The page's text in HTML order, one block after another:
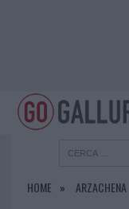
HOME ARZACHENA